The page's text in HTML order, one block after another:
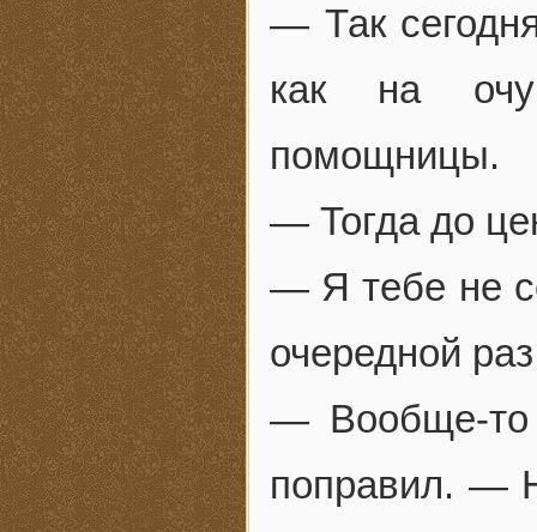
— Так
как на
помощницы.
— Тогда до
— Я тебе не
очередной
— Вообще-то
поправил. —